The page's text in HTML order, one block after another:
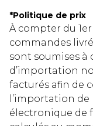
*Politique de prix
À compter du
commandes
sont soumises à
d’importation
facturés afin de
l’importation
électronique de